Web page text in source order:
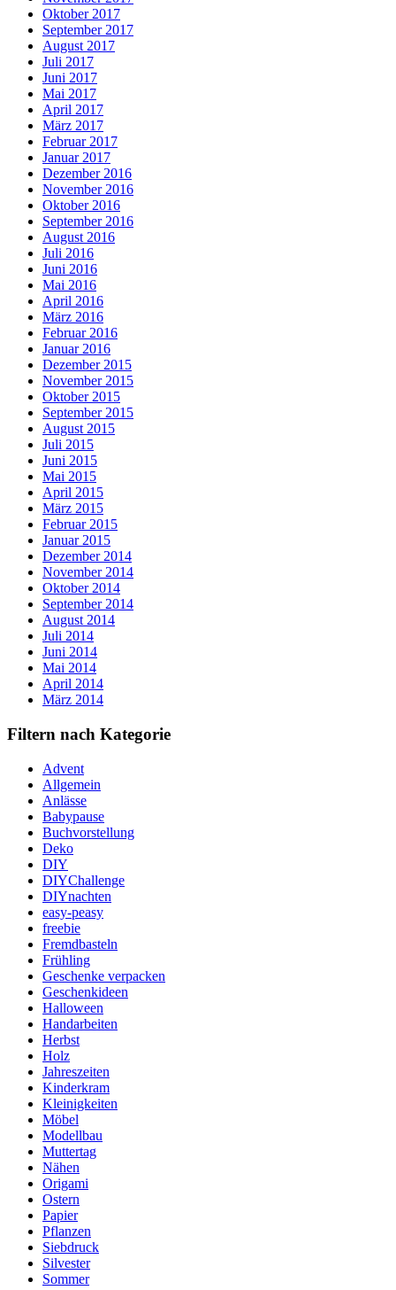
Oktober 2017
September 2017
August 2017
Juli 2017
Juni 2017
Mai 2017
April 2017
März 2017
Februar 2017
Januar 2017
Dezember 2016
November 2016
Oktober 2016
September 2016
August 2016
Juli 2016
Juni 2016
Mai 2016
April 2016
März 2016
Februar 2016
Januar 2016
Dezember 2015
November 2015
Oktober 2015
September 2015
August 2015
Juli 2015
Juni 2015
Mai 2015
April 2015
März 2015
Februar 2015
Januar 2015
Dezember 2014
November 2014
Oktober 2014
September 2014
August 2014
Juli 2014
Juni 2014
Mai 2014
April 2014
März 2014
Filtern nach Kategorie
Advent
Allgemein
Anlässe
Babypause
Buchvorstellung
Deko
DIY
DIYChallenge
DIYnachten
easy-peasy
freebie
Fremdbasteln
Frühling
Geschenke verpacken
Geschenkideen
Halloween
Handarbeiten
Herbst
Holz
Jahreszeiten
Kinderkram
Kleinigkeiten
Möbel
Modellbau
Muttertag
Nähen
Origami
Ostern
Papier
Pflanzen
Siebdruck
Silvester
Sommer